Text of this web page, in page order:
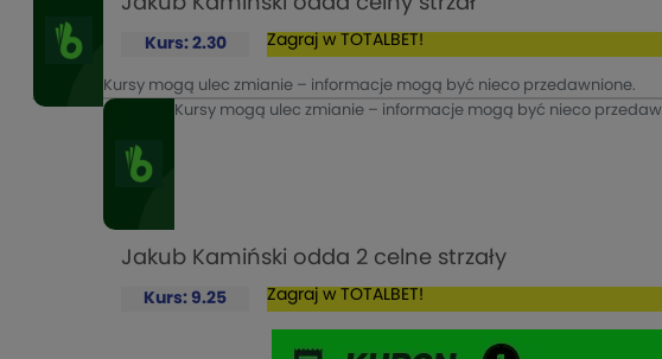
Kurs: 2.30 Zagraj w TOTALBET!
Kursy mogą ulec zmianie – informacje mogą być nieco przedawnione.
Jakub Kamiński odda 2 celne strzały
Kurs: 9.25 Zagraj w TOTALBET!
Kursy mogą ulec zmianie – informacje mogą być nieco